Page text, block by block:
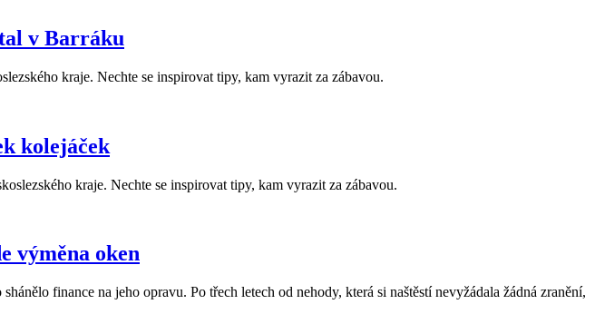
v Barráku
kraje. Nechte se inspirovat tipy, kam vyrazit za zábavou.
kolejáček
kraje. Nechte se inspirovat tipy, kam vyrazit za zábavou.
výměna oken
finance na jeho opravu. Po třech letech od nehody, která si naštěstí nevyžádala žádná zranění,